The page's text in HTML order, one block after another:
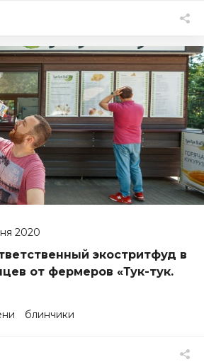
2020
экостритфуд в
от фермеров «Тук-тук.
блинчики